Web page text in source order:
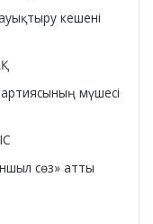
кешені
мүшесі
сөз» атты